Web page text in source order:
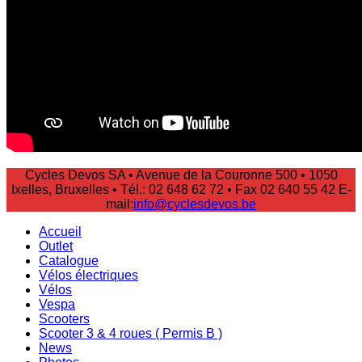
Cycles Devos SA • Avenue de la Couronne 500 • 1050
Ixelles, Bruxelles • Tél.: 02 648 62 72 • Fax 02 640 55 42 E-
mail:info@cyclesdevos.be
Accueil
Outlet
Catalogue
Vélos électriques
Vélos
Vespa
Scooters
Scooter 3 & 4 roues ( Permis B )
News